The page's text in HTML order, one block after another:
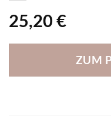
25,20 €
ZUM